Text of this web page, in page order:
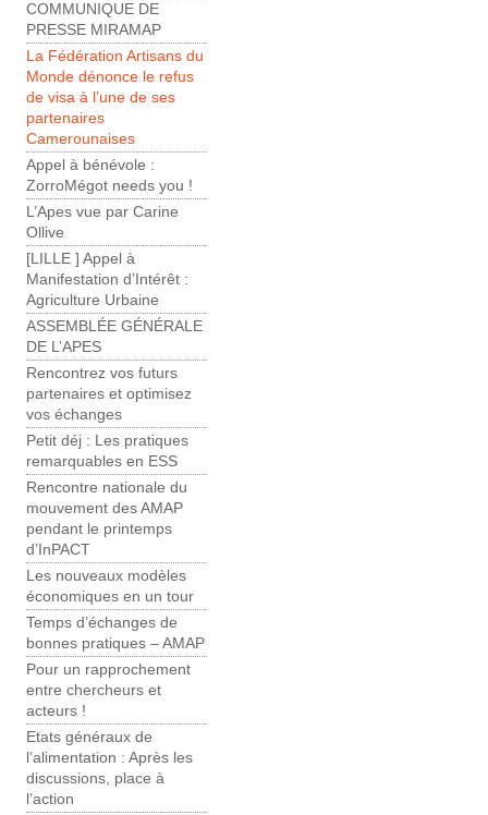
COMMUNIQUE DE
PRESSE MIRAMAP
La Fédération Artisans du
Monde dénonce le refus
de visa à l’une de ses
partenaires
Camerounaises
Appel à bénévole :
ZorroMégot needs you !
L’Apes vue par Carine
Ollive
[LILLE ] Appel à
Manifestation d’Intérêt :
Agriculture Urbaine
ASSEMBLÉE GÉNÉRALE
DE L’APES
Rencontrez vos futurs
partenaires et optimisez
vos échanges
Petit déj : Les pratiques
remarquables en ESS
Rencontre nationale du
mouvement des AMAP
pendant le printemps
d’InPACT
Les nouveaux modèles
économiques en un tour
Temps d’échanges de
bonnes pratiques – AMAP
Pour un rapprochement
entre chercheurs et
acteurs !
Etats généraux de
l’alimentation : Après les
discussions, place à
l’action